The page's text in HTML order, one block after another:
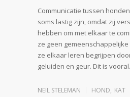
Communicatie tussen
soms lastig zijn, omdat zij
hebben om met elkaar te
ze geen
ze elkaar leren begrijpen
geluiden en geur. Dit is
NEIL STELEMAN HOND, KAT